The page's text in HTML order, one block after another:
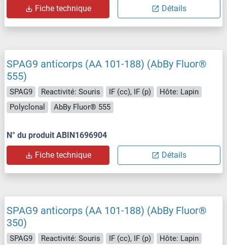
Fiche technique Détails
SPAG9 anticorps (AA 101-188) (AbBy Fluor®
555)
SPAG9 Reactivité: Souris IF (cc), IF (p)
Hôte: Lapin
Polyclonal
AbBy Fluor® 555
N° du produit ABIN1696904
Fiche technique Détails
SPAG9 anticorps (AA 101-188) (AbBy Fluor®
350)
SPAG9 Reactivité: Souris IF (cc), IF (p) Hôte: Lapin